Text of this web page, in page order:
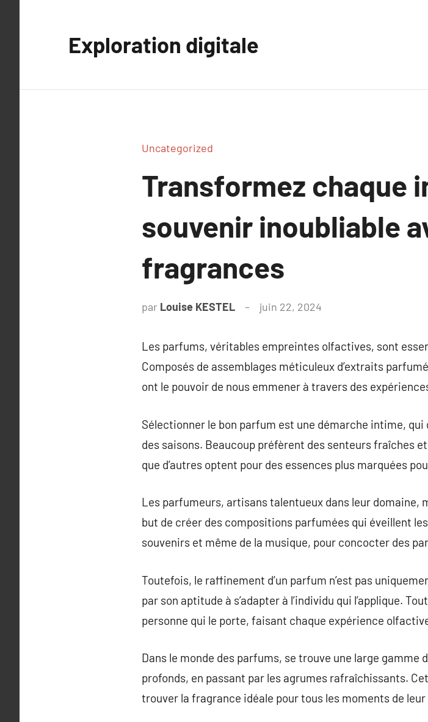
Exploration digitale
Uncategorized
Transformez chaque
souvenir inoubliable
fragrances
par Louise KESTEL juin 22, 2024
Les parfums, véritables empreintes olfactives, sont
Composés de assemblages méticuleux d’extraits
ont le pouvoir de nous emmener à travers des
Sélectionner le bon parfum est une démarche intime,
des saisons. Beaucoup préfèrent des senteurs fraîches
que d’autres optent pour des essences plus marquées
Les parfumeurs, artisans talentueux dans leur domaine,
but de créer des compositions parfumées qui éveillent
souvenirs et même de la musique, pour concocter des
Toutefois, le raffinement d’un parfum n’est pas
par son aptitude à s’adapter à l’individu qui l’applique.
personne qui le porte, faisant chaque expérience
Dans le monde des parfums, se trouve une large gamme
profonds, en passant par les agrumes rafraîchissants.
trouver la fragrance idéale pour tous les moments de leur